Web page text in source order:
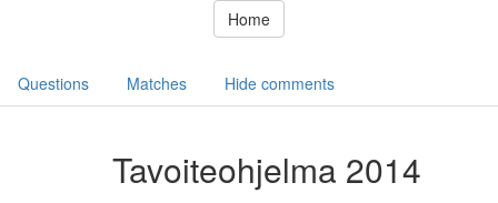
Home
Questions Matches Hide comments
Tavoiteohjelma 2014